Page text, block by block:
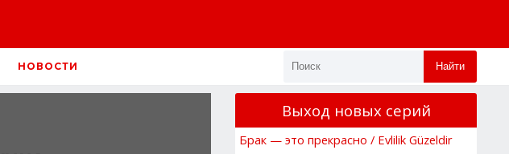
НОВОСТИ Найти
Выход новых серий
Брак — это прекрасно / Evlilik Güzeldir